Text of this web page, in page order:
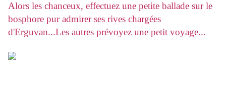
Alors les chanceux, effectuez une petite ballade sur le
bosphore pur admirer ses rives chargées
d'Erguvan...Les autres prévoyez une petit voyage...